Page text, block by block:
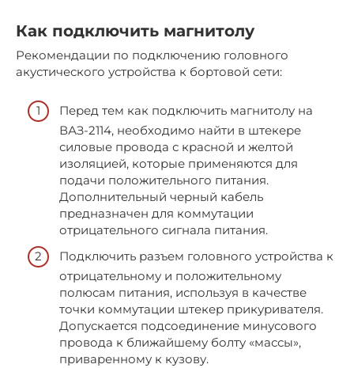
Как подключить магнитолу
Рекомендации по подключению головного
акустического устройства к бортовой сети:
Перед тем как подключить магнитолу на
ВАЗ-2114, необходимо найти в штекере
силовые провода с красной и желтой
изоляцией, которые применяются для
подачи положительного питания.
Дополнительный черный кабель
предназначен для коммутации
отрицательного сигнала питания.
Подключить разъем головного устройства к
отрицательному и положительному
полюсам питания, используя в качестве
точки коммутации штекер прикуривателя.
Допускается подсоединение минусового
провода к ближайшему болту «массы»,
приваренному к кузову.